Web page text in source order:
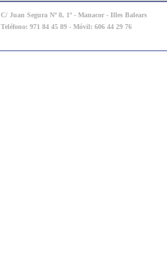
C/ Juan Segura Nº 8, 1º - Manacor - Illes Balears
Teléfono: 971 84 45 89 - Móvil: 606 44 29 76